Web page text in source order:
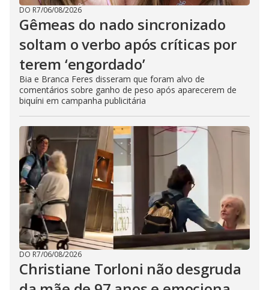
DO R7/06/08/2026
Gêmeas do nado sincronizado
soltam o verbo após críticas por
terem ‘engordado’
Bia e Branca Feres disseram que foram alvo de
comentários sobre ganho de peso após aparecerem de
biquíni em campanha publicitária
DO R7/06/08/2026
Christiane Torloni não desgruda